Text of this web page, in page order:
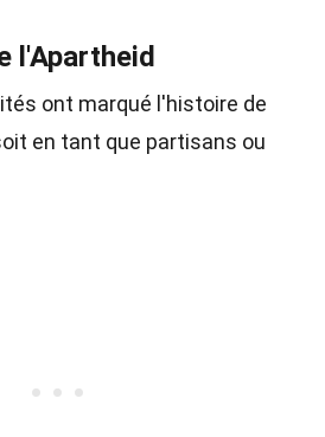
l'Apartheid
ont marqué l'histoire de
en tant que partisans ou